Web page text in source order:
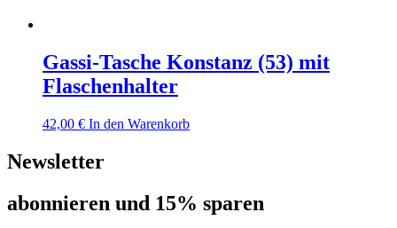
Gassi-Tasche Konstanz (53) mit
Flaschenhalter
42,00 € In den Warenkorb
Newsletter
abon­nie­ren und 15% sparen